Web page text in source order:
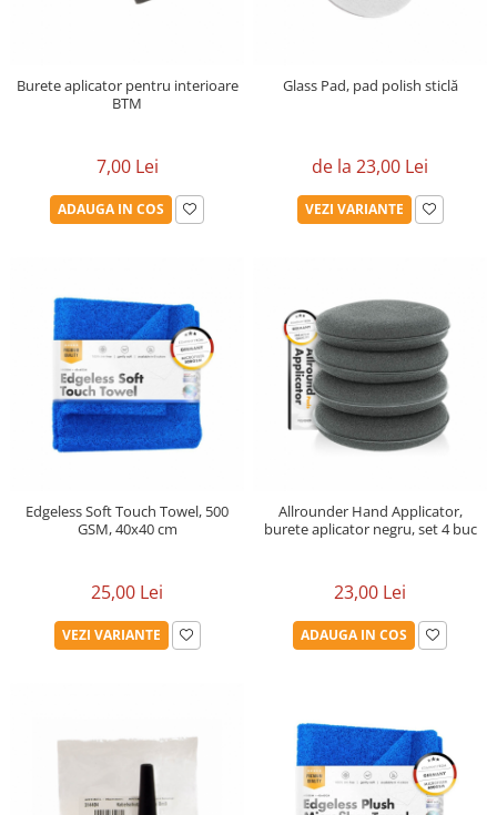
Ceară
Plastic, Cauciuc exterior
Protectie piele
Pahare de amestec
PPS, RPS
Suflante
Nebulizatoare, Spumante
Burete aplicator pentru interioare
BTM
7,00 Lei
ADAUGA IN COS
Glass Pad, pad polish sticlă
de la 23,00 Lei
VEZI VARIANTE
Edgeless Soft Touch Towel, 500
GSM, 40x40 cm
25,00 Lei
VEZI VARIANTE
Allrounder Hand Applicator,
burete aplicator negru, set 4 buc
23,00 Lei
ADAUGA IN COS